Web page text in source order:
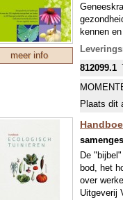
meer info
kennen
In dit
potentiele
kruiden
Dit
en
812099.1
Plaats dit
De
bod, het
over
Uitgeverij